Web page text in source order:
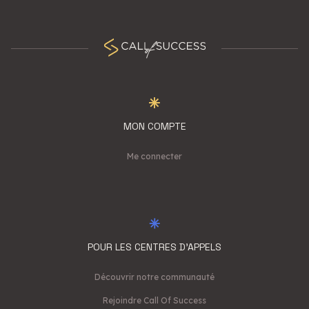
MON COMPTE
Me connecter
POUR LES CENTRES D'APPELS
Découvrir notre communauté
Rejoindre Call Of Success